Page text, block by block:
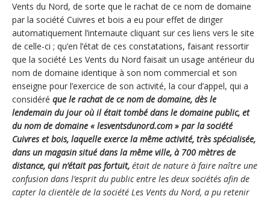
Vents du Nord, de sorte que le rachat de ce nom de domaine
par la société Cuivres et bois a eu pour effet de diriger
automatiquement l’internaute cliquant sur ces liens vers le site
de celle-ci ; qu’en l’état de ces constatations, faisant ressortir
que la société Les Vents du Nord faisait un usage antérieur du
nom de domaine identique à son nom commercial et son
enseigne pour l’exercice de son activité, la cour d’appel, qui a
considéré que le rachat de ce nom de domaine, dès le
lendemain du jour où il était tombé dans le domaine public, et
du nom de domaine « lesventsdunord.com » par la société
Cuivres et bois, laquelle exerce la même activité, très spécialisée,
dans un magasin situé dans la même ville, à 700 mètres de
distance, qui n’était pas fortuit, était de nature à faire naître une
confusion dans l’esprit du public entre les deux sociétés afin de
capter la clientèle de la société Les Vents du Nord, a pu retenir